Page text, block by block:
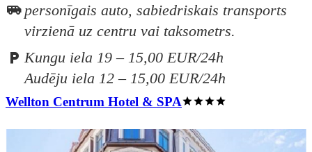
personīgais auto, sabiedriskais transports
virzienā uz centru vai taksometrs.
Kungu iela 19 – 15,00 EUR/24h
Audēju iela 12 – 15,00 EUR/24h
Wellton Centrum Hotel & SPA